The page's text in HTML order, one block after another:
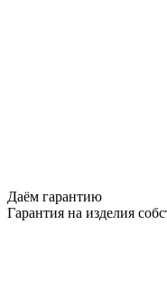
Даём гарантию
Гарантия на изделия